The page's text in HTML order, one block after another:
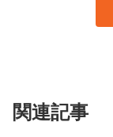
関連記事